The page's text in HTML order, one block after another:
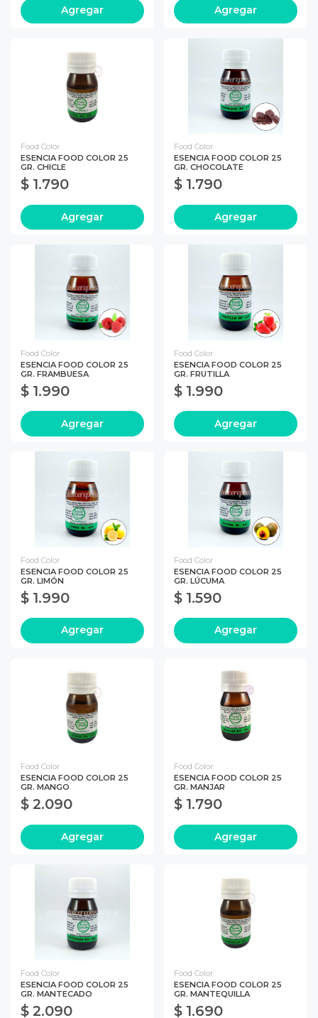
Agregar Agregar
Food Color
ESENCIA FOOD COLOR 25
GR. CHICLE
$ 1.790
Agregar
Food Color
ESENCIA FOOD COLOR 25
GR. CHOCOLATE
$ 1.790
Agregar
Food Color
ESENCIA FOOD COLOR 25
GR. FRAMBUESA
$ 1.990
Agregar
Food Color
ESENCIA FOOD COLOR 25
GR. FRUTILLA
$ 1.990
Agregar
Food Color
ESENCIA FOOD COLOR 25
GR. LIMÓN
$ 1.990
Agregar
Food Color
ESENCIA FOOD COLOR 25
GR. LÚCUMA
$ 1.590
Agregar
Food Color
ESENCIA FOOD COLOR 25
GR. MANGO
$ 2.090
Agregar
Food Color
ESENCIA FOOD COLOR 25
GR. MANJAR
$ 1.790
Agregar
Food Color
ESENCIA FOOD COLOR 25
GR. MANTECADO
$ 2.090
Food Color
ESENCIA FOOD COLOR 25
GR. MANTEQUILLA
$ 1.690